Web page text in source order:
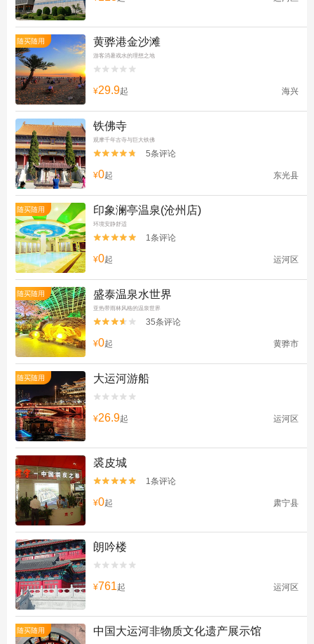
随买随用 黄骅港金沙滩
游客消暑戏水的理想之地


¥29.9起 海兴
铁佛寺
观摩千年古寺与巨大铁佛

 5条评论
¥0起 东光县
随买随用 印象澜亭温泉(沧州店)
环境安静舒适

 1条评论
¥0起 运河区
随买随用 盛泰温泉水世界
亚热带雨林风格的温泉世界

 35条评论
¥0起 黄骅市
随买随用 大运河游船


¥26.9起 运河区
裘皮城

 1条评论
¥0起 肃宁县
朗吟楼


¥761起 运河区
随买随用 中国大运河非物质文化遗产展示馆